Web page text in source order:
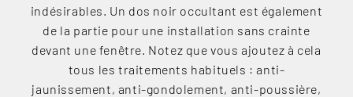
indésirables. Un dos noir occultant est également
de la partie pour une installation sans crainte
devant une fenêtre. Notez que vous ajoutez à cela
tous les traitements habituels : anti-
jaunissement, anti-gondolement, anti-poussière,